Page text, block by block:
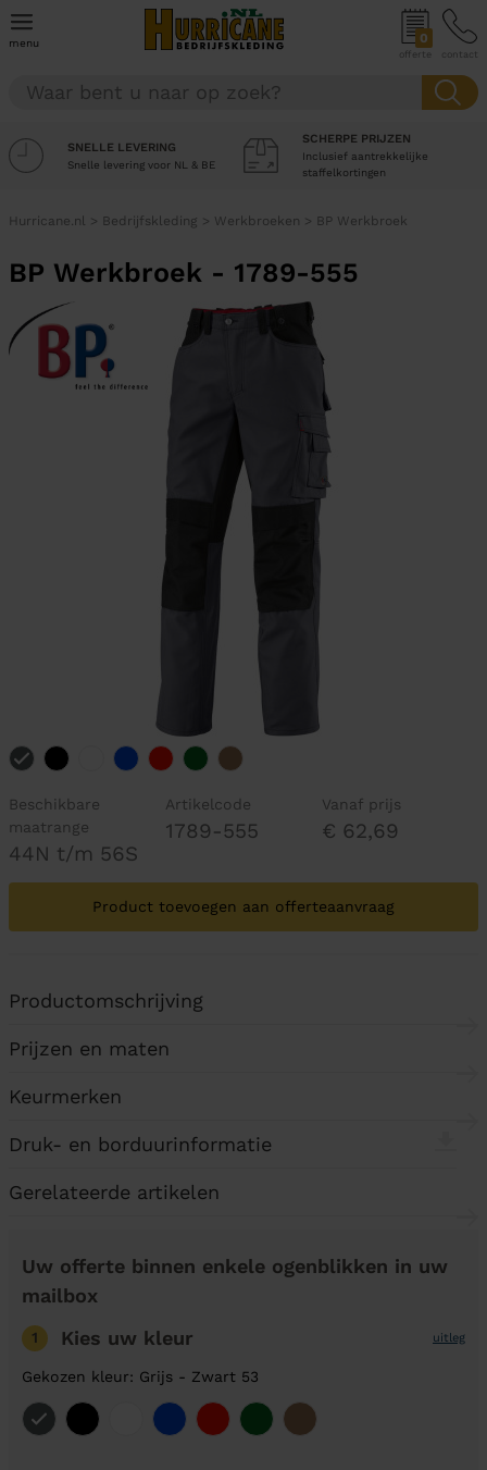
menu 0
offerte contact
SNELLE LEVERING
Snelle levering voor NL & BE
SCHERPE PRIJZEN
Inclusief aantrekkelijke
staffelkortingen
Hurricane.nl > Bedrijfskleding > Werkbroeken > BP Werkbroek
BP Werkbroek - 1789-555
Beschikbare
maatrange
44N t/m 56S
Artikelcode
1789-555
Vanaf prijs
€ 62,69
Product toevoegen aan offerteaanvraag
Productomschrijving
Prijzen en maten
Keurmerken
Druk- en borduurinformatie
Gerelateerde artikelen
Uw offerte binnen enkele ogenblikken in uw
mailbox
1 Kies uw kleur uitleg
Gekozen kleur: Grijs - Zwart 53